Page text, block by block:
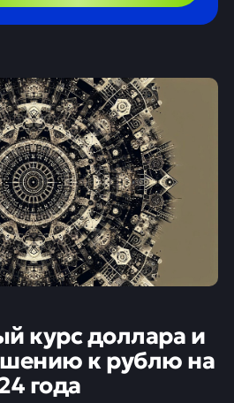
курс доллара и
к рублю на
года